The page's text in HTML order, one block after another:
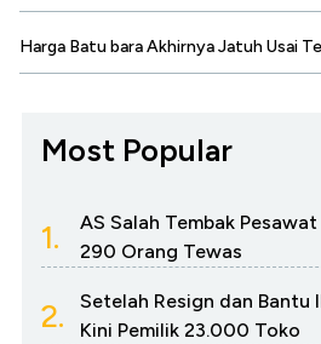
Harga Batu bara Akhirnya Jatuh Usai
Most Popular
1.
AS Salah Tembak
290 Orang Tewas
2.
Setelah Resign dan Bantu
Kini Pemilik 23.000 Toko